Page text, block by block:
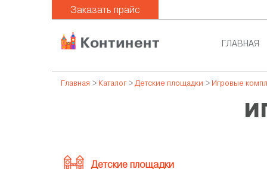
Заказать прайс
ГЛАВНАЯ
Главная > Каталог> Детские площадки > Игровые
Детские площадки